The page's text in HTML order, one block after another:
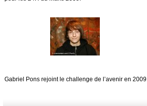
Gabriel Pons rejoint le challenge de l’avenir en 2009